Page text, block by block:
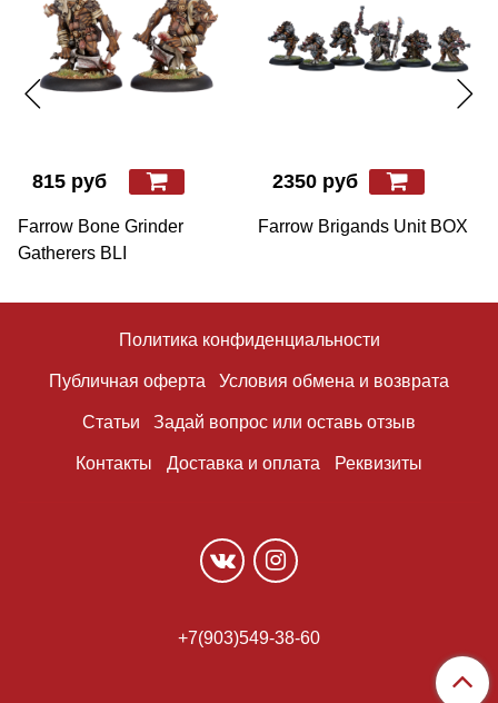
815 руб
Farrow Bone Grinder
Gatherers BLI
2350 руб
Farrow Brigands Unit BOX
Политика конфиденциальности
Публичная оферта Условия обмена и возврата
Статьи Задай вопрос или оставь отзыв
Контакты Доставка и оплата Реквизиты
+7(903)549-38-60